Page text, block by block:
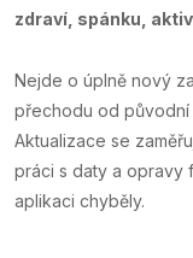
zdraví, spánku,
Nejde o úplně nový
přechodu od původní
Aktualizace se
práci s daty a opravy
aplikaci chyběly.